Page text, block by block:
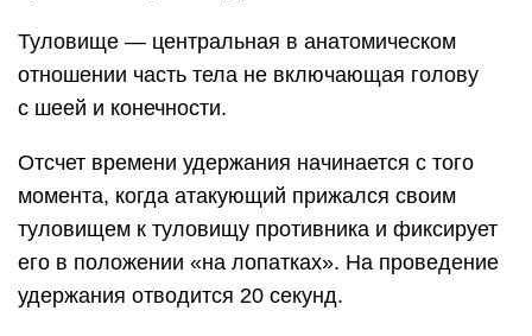
Туловище — центральная в анатомическом
отношении часть тела не включающая голову
с шеей и конечности.
Отсчет времени удержания начинается с того
момента, когда атакующий прижался своим
туловищем к туловищу противника и фиксирует
его в положении «на лопатках». На проведение
удержания отводится 20 секунд.